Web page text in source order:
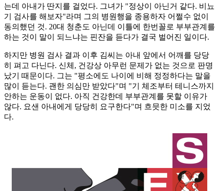
는데 아내가 딴지를 걸었다. 그녀가 "정상이 아닌거 같다. 비뇨
기 검사를 해보자"라며 그의 병원행을 종용하자 어쩔수 없이
동의했던 것. 20대 청춘도 아닌데 이틀에 한번꼴로 부부관계를
하는 것이 말이 되느냐는 핀잔을 듣다가 결국 벌어진 일이다.
하지만 병원 검사 결과 이후 김씨는 아내 앞에서 어깨를 당당
히 펴고 다닌다. 신체, 건강상 아무런 문제가 없는 것으로 판명
났기 때문이다. 그는 "평소에도 나이에 비해 정정하다는 말을
많이 듣는다. 괜한 의심만 받았다"며 "기 체조부터 테니스까지
안하는 운동이 없다. 아직 건강한데 부부관계를 못할 이유가
않다. 요샌 아내에게 당당히 요구한다"며 흐믓한 미소를 지었
다.